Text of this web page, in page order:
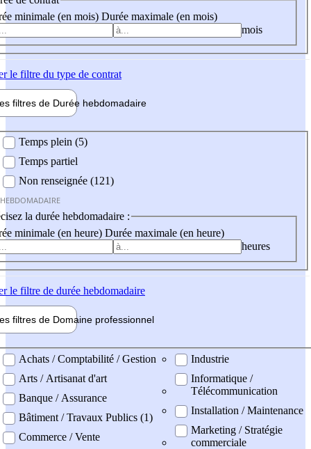
minimale (en mois) Durée maximale (en mois)
mois
le filtre du type de contrat
filtres de Durée hebdomadaire
Temps plein (5)
Temps partiel
Non renseignée (121)
la durée hebdomadaire :
minimale (en heure) Durée maximale (en heure)
heures
le filtre de durée hebdomadaire
filtres de Domaine professionnel
professionel
Achats / Comptabilité / Gestion
Arts / Artisanat d'art
Banque / Assurance
Bâtiment / Travaux Publics (1)
Commerce / Vente
Industrie
Informatique /
Télécommunication
Installation / Maintenance
Marketing / Stratégie
commerciale